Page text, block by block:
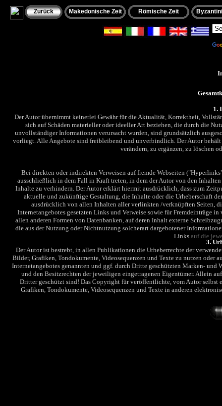
1.
Der Autor übernimmt keinerlei Gewähr für die Aktualität, Korrektheit,
sich auf Schäden materieller oder ideeller Art beziehen, die durch die
unvollständiger Informationen verursacht wurden, sind grundsätzlich
vorliegt. Alle Angebote sind freibleibend und unverbindlich. Der Autor
verändern, zu ergänzen, zu löschen
Bei direkten oder indirekten Verweisen auf fremde Webseiten
ausschließlich in dem Fall in Kraft treten, in dem der Autor von den
Inhalte zu verhindern. Der Autor erklärt hiermit ausdrücklich, dass zum
aktuelle und zukünftige Gestaltung, die Inhalte oder die Urheberschaft
ausdrücklich von allen Inhalten aller verlinkten /verknüpften Seiten,
Internetangebotes gesetzten Links und Verweise sowie für Fremdeinträge
allen anderen Formen von Datenbanken, auf deren Inhalt externe
die aus der Nutzung oder Nichtnutzung solcherart dargebotener
Links auf die
3.
Der Autor ist bestrebt, in allen Publikationen die Urheberrechte der
Bilder, Grafiken, Tondokumente, Videosequenzen und Texte zu nutzen oder
Internetangebotes genannten und ggf. durch Dritte geschützten Marken-
und den Besitzrechten der jeweiligen eingetragenen Eigentümer. Allein
Dritter geschützt sind! Das Copyright für veröffentlichte, vom Autor
Grafiken, Tondokumente, Videosequenzen und Texte in anderen
Zurück Makedonische Zeit Römische Zeit